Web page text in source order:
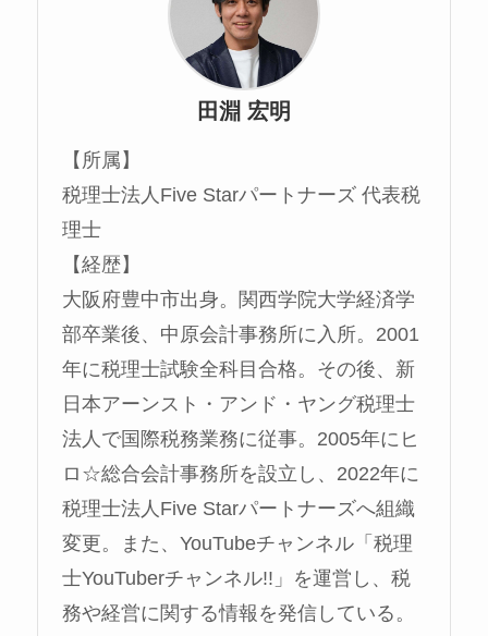
田淵 宏明
【所属】
税理士法人Five Starパートナーズ 代表税
理士
【経歴】
大阪府豊中市出身。関西学院大学経済学
部卒業後、中原会計事務所に入所。2001
年に税理士試験全科目合格。その後、新
日本アーンスト・アンド・ヤング税理士
法人で国際税務業務に従事。2005年にヒ
ロ☆総合会計事務所を設立し、2022年に
税理士法人Five Starパートナーズへ組織
変更。また、YouTubeチャンネル「税理
士YouTuberチャンネル!!」を運営し、税
務や経営に関する情報を発信している。